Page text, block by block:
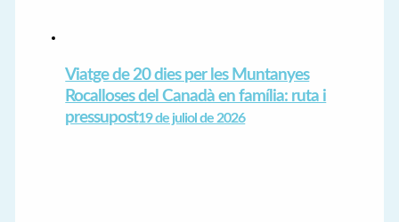
Viatge de 20 dies per les Muntanyes
Rocalloses del Canadà en família: ruta i
pressupost19 de juliol de 2026